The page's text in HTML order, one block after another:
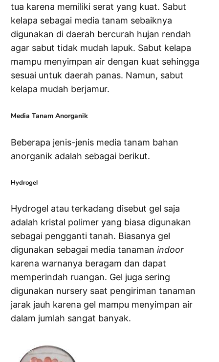
tua karena memiliki serat yang kuat. Sabut
kelapa sebagai media tanam sebaiknya
digunakan di daerah bercurah hujan rendah
agar sabut tidak mudah lapuk. Sabut kelapa
mampu menyimpan air dengan kuat sehingga
sesuai untuk daerah panas. Namun, sabut
kelapa mudah berjamur.
Media Tanam Anorganik
Beberapa jenis-jenis media tanam bahan
anorganik adalah sebagai berikut.
Hydrogel
Hydrogel atau terkadang disebut gel saja
adalah kristal polimer yang biasa digunakan
sebagai pengganti tanah. Biasanya gel
digunakan sebagai media tanamanindoor
karena warnanya beragam dan dapat
memperindah ruangan. Gel juga sering
digunakan nursery saat pengiriman tanaman
jarak jauh karena gel mampu menyimpan air
dalam jumlah sangat banyak.